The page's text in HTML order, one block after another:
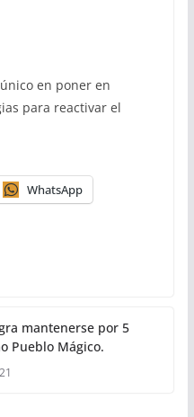
en poner en
para reactivar el
WhatsApp
mantenerse por 5
Pueblo Mágico.